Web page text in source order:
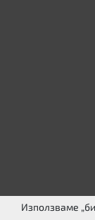
Използваме